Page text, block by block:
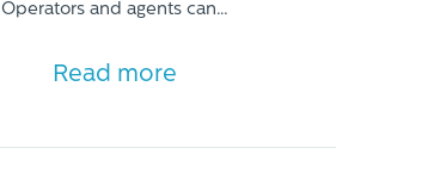
Operators and agents can…
Read more